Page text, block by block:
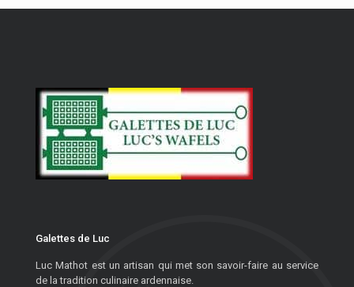
Galettes de Luc
Luc Mathot est un artisan qui met son savoir-faire au service
de la tradition culinaire ardennaise.